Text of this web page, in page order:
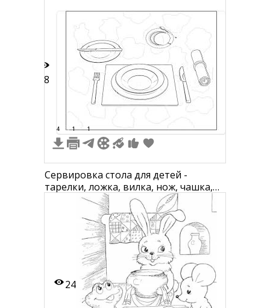
18
4 1 1
Сервировка стола для детей -
тарелки, ложка, вилка, нож, чашка,
салфетка
24